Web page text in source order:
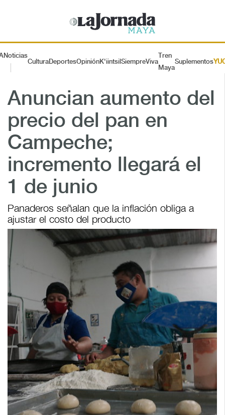
Noticias
CulturaDeportesOpiniónK'iintsil SiempreViva
Tren
Maya
Suplementos
Anuncian aumento del
precio del pan en
Campeche;
incremento llegará el
1 de junio
Panaderos señalan que la inflación obliga a
ajustar el costo del producto